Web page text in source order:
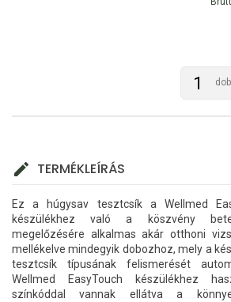
TERMÉKLEÍRÁS
Ez a húgysav tesztcsík a Wellmed
készülékhez való a köszvény
megelőzésére alkalmas akár otthoni
mellékelve mindegyik dobozhoz, mely a
tesztcsík típusának felismerését
Wellmed EasyTouch készülékhez
színkóddal vannak ellátva a